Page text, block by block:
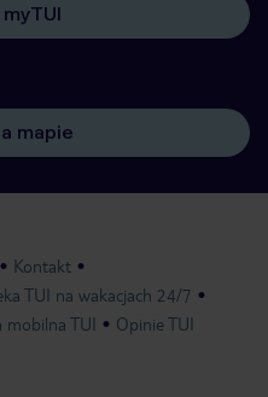
mapie
Kontakt
TUI na wakacjach 24/7
mobilna TUI Opinie TUI